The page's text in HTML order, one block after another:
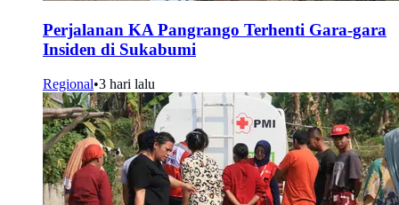
Perjalanan KA Pangrango Terhenti Gara-gara
Insiden di Sukabumi
Regional•3 hari lalu